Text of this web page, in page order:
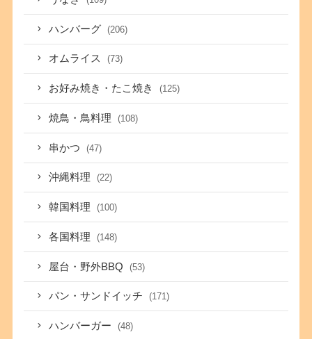
ハンバーグ (206)
オムライス (73)
お好み焼き・たこ焼き (125)
焼鳥・鳥料理 (108)
串かつ (47)
沖縄料理 (22)
韓国料理 (100)
各国料理 (148)
屋台・野外BBQ (53)
パン・サンドイッチ (171)
ハンバーガー (48)